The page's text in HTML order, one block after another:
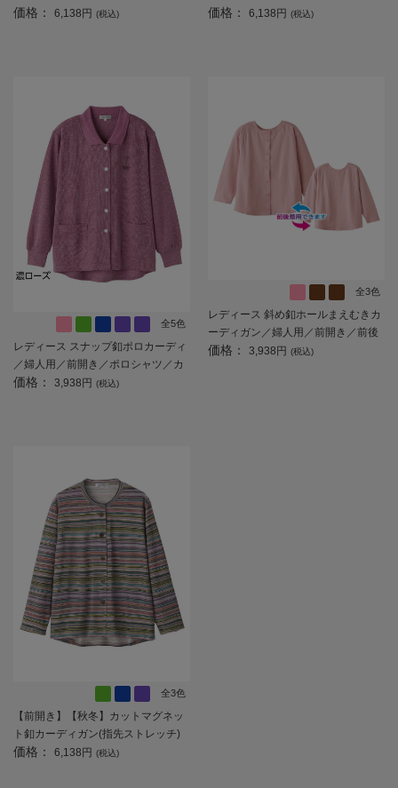
／前開き／ポロシャツ／カーディガ
価格： 6,138円 (税込)
／前開き／カーディガン 【CF】
価格： 6,138円 (税込)
全5色
レディース スナップ釦ポロカーディ
／婦人用／前開き／ポロシャツ／カ
ーディガン 【CF】
価格： 3,938円 (税込)
全3色
レディース 斜め釦ホールまえむきカ
ーディガン／婦人用／前開き／前後
着用／敬老の日／ギフト／プレゼン
価格： 3,938円 (税込)
全3色
【前開き】【秋冬】カットマグネッ
ト釦カーディガン(指先ストレッチ)
４／婦人用／レディース／高齢者／
価格： 6,138円 (税込)